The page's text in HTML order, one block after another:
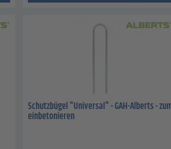
Schutzbügel "Universal" - GAH-Alberts -
einbetonieren